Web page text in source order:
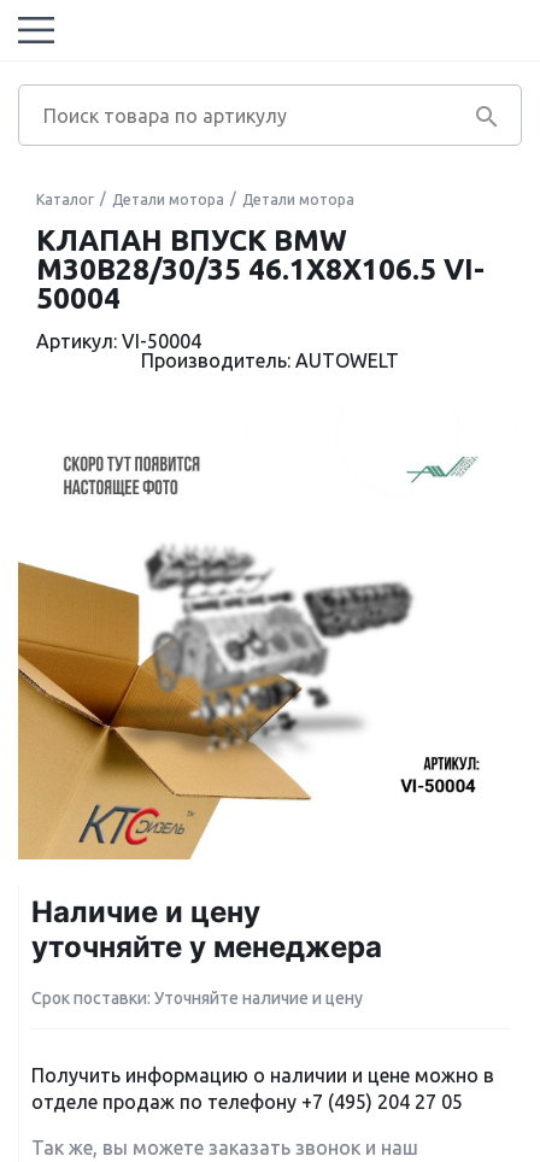
Каталог Детали мотора Детали мотора
КЛАПАН ВПУСК BMW
M30B28/30/35 46.1X8X106.5 VI-
50004
Артикул: VI-50004
Производитель: AUTOWELT
Наличие и цену
уточняйте у менеджера
Срок поставки: Уточняйте наличие и цену
Получить информацию о наличии и цене можно в
отделе продаж по телефону +7 (495) 204 27 05
Так же, вы можете заказать звонок и наш